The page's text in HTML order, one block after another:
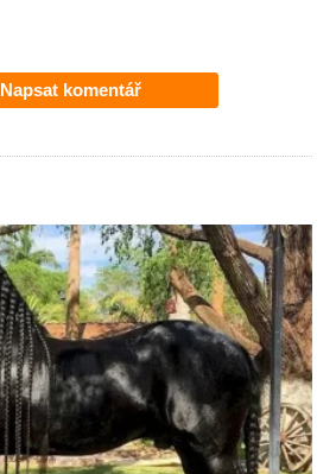
Napsat komentář